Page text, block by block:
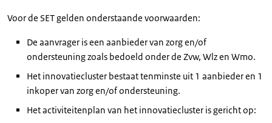
Voor de SET gelden onderstaande voorwaarden:
De aanvrager is een aanbieder van zorg en/of
ondersteuning zoals bedoeld onder de Zvw, Wlz en Wmo.
Het innovatiecluster bestaat tenminste uit 1 aanbieder en 1
inkoper van zorg en/of ondersteuning.
Het activiteitenplan van het innovatiecluster is gericht op: